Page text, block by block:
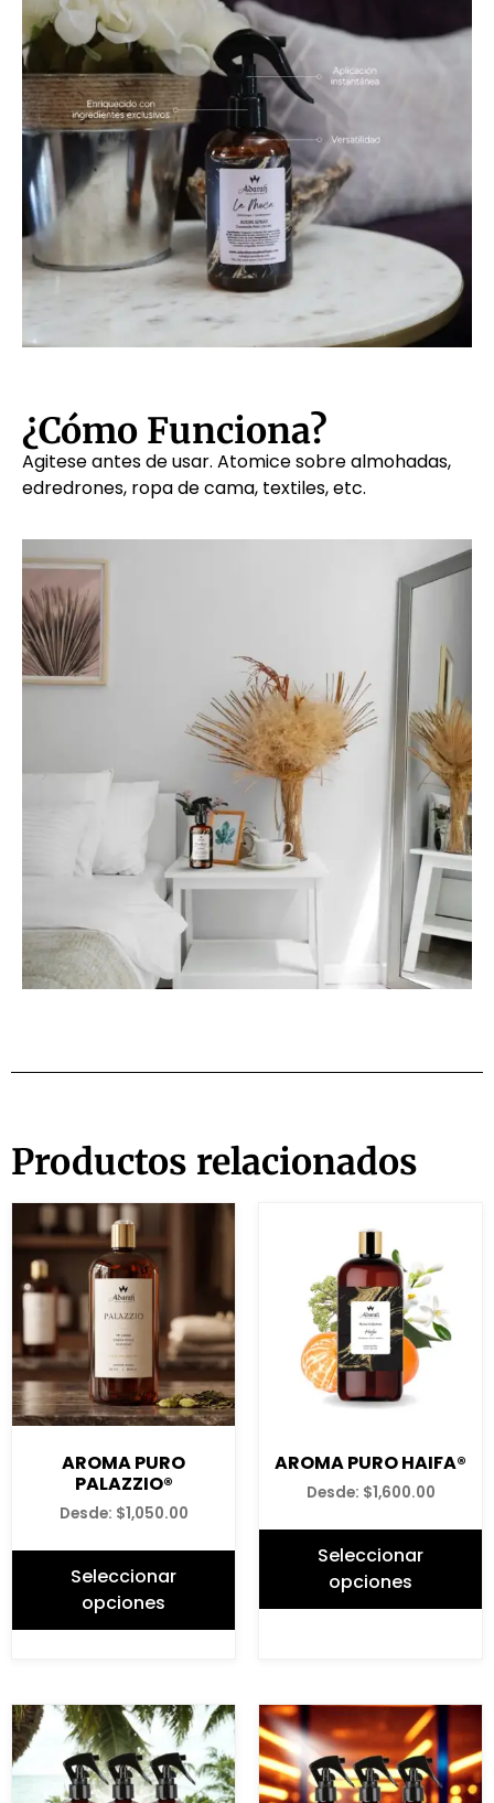
¿Cómo Funciona?
Agitese antes de usar. Atomice sobre almohadas,
edredrones, ropa de cama, textiles, etc.
Productos relacionados
AROMA PURO
PALAZZIO®
Desde: $1,050.00
Seleccionar
opciones
AROMA PURO HAIFA®
Desde: $1,600.00
Seleccionar
opciones